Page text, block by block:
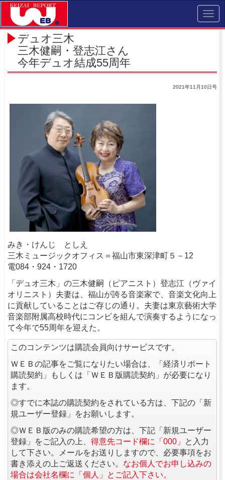
デュオ三木
三木健嗣・登志江さん
今年デュオ結成55周年
2021年11月10日号
みき・けんじ としえ
三木ミュージックオフィス＝福山市東深津町５－12
電084・924・1720
「デュオ三木」の三木健嗣（ピアニスト）登志江（ヴァイ
オリニスト）夫妻は、福山が誇る音楽家で、音楽文化向上
に貢献していることはご存じの通り。夫妻は東京藝術大学
音楽部附属高校時代にコンビを組んで演奏するようになっ
て今年で55周年を迎えた。
このコンテンツは購読会員向けサービスです。
ＷＥＢの記事をご覧になりたい場合は、「経済リポート
購読契約」もしくは「ＷＥＢ版購読契約」が必要になり
ます。
◎すでに本誌の購読契約をされている方は、下記の「新
規ユーザー登録」をお願いします。
◎ＷＥＢ版のみの購読希望の方は、下記「新規ユーザー
登録」をご記入の上、 得意先コード欄に「000」
と入力
して下さい。メールをお送りしますので、必要事項をお
書き添えの上ご返送ください。 なお個人でお申し込みの
場合は会社名欄に「個人」とご記入下さい。